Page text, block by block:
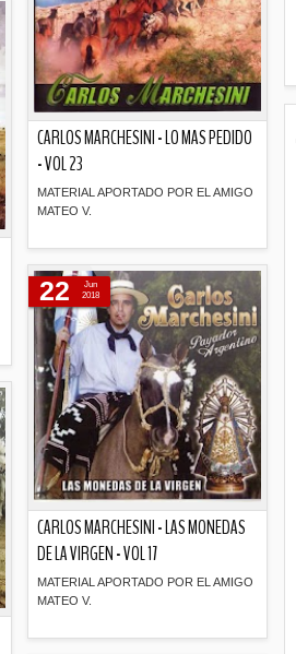
CARLOS MARCHESINI - LO MAS PEDIDO
- VOL 23
MATERIAL APORTADO POR EL AMIGO
MATEO V.
CARLOS MARCHESINI - LAS MONEDAS
DE LA VIRGEN - VOL 17
MATERIAL APORTADO POR EL AMIGO
MATEO V.
22
Jun
2018